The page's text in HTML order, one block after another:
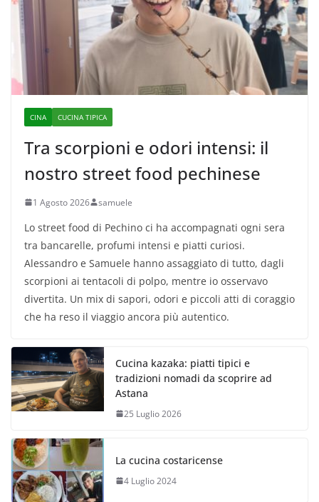
CINA CUCINA TIPICA
Tra scorpioni e odori intensi: il
nostro street food pechinese
1 Agosto 2026 samuele
Lo street food di Pechino ci ha accompagnati ogni sera
tra bancarelle, profumi intensi e piatti curiosi.
Alessandro e Samuele hanno assaggiato di tutto, dagli
scorpioni ai tentacoli di polpo, mentre io osservavo
divertita. Un mix di sapori, odori e piccoli atti di coraggio
che ha reso il viaggio ancora più autentico.
Cucina kazaka: piatti tipici e
tradizioni nomadi da scoprire ad
Astana
25 Luglio 2026
La cucina costaricense
4 Luglio 2024